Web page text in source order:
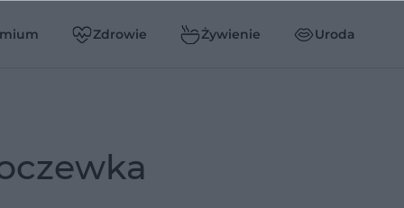
Zdrowie Żywienie Uroda